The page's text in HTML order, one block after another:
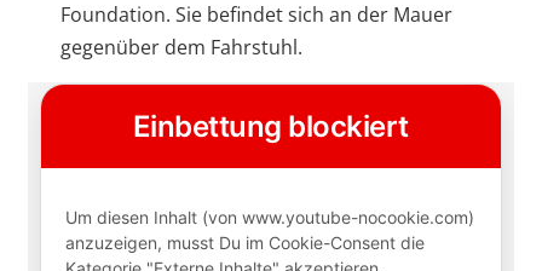
Foundation. Sie befindet sich an der Mauer
gegenüber dem Fahrstuhl.